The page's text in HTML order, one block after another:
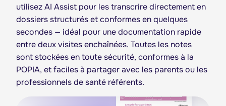
utilisez AI Assist pour les transcrire directement en
dossiers structurés et conformes en quelques
secondes — idéal pour une documentation rapide
entre deux visites enchaînées. Toutes les notes
sont stockées en toute sécurité, conformes à la
POPIA, et faciles à partager avec les parents ou les
professionnels de santé référents.